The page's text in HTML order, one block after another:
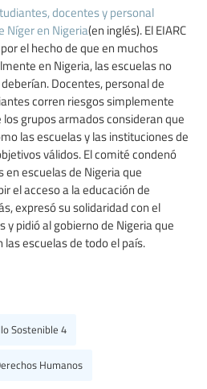
docentes y personal
Níger en Nigeria(en inglés). El EIARC
el hecho de que en muchos
en Nigeria, las escuelas no
Docentes, personal de
corren riesgos simplemente
grupos armados consideran que
las escuelas y las instituciones de
válidos. El comité condenó
escuelas de Nigeria que
el acceso a la educación de
expresó su solidaridad con el
y pidió al gobierno de Nigeria que
escuelas de todo el país.
Sostenible 4
Humanos